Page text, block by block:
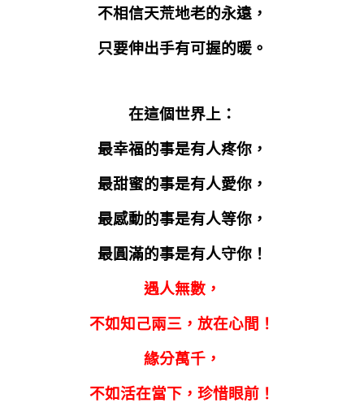
不相信天荒地老的永遠，
只要伸出手有可握的暖。
在這個世界上：
最幸福的事是有人疼你，
最甜蜜的事是有人愛你，
最感動的事是有人等你，
最圓滿的事是有人守你！
遇人無數，
不如知己兩三，放在心間！
緣分萬千，
不如活在當下，珍惜眼前！